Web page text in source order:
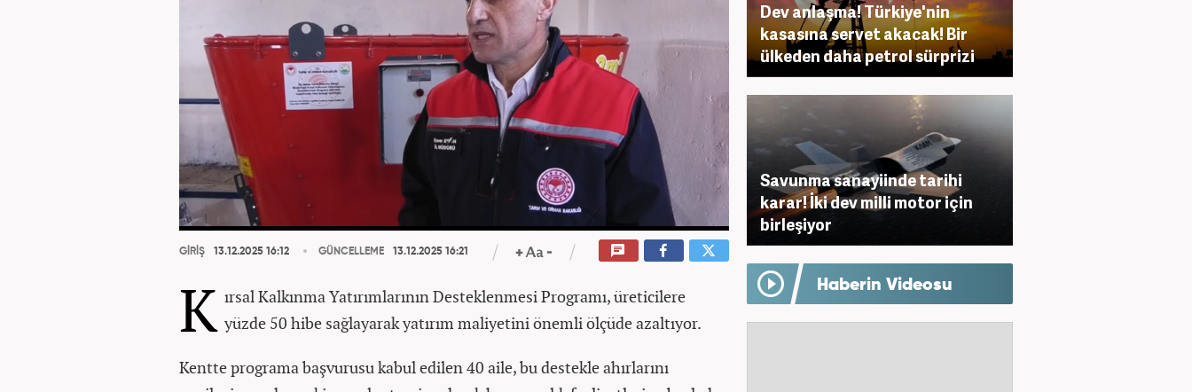
GİRİŞ 13.12.2025 16:12 GÜNCELLEME 13.12.2025 16:21
K ırsal Kalkınma Yatırımlarının Desteklenmesi Programı, üreticilere
yüzde 50 hibe sağlayarak yatırım maliyetini önemli ölçüde azaltıyor.
Kentte programa başvurusu kabul edilen 40 aile, bu destekle ahırlarını
Dev anlaşma! Türkiye'nin
kasasına servet akacak! Bir
ülkeden daha petrol sürprizi
Savunma sanayiinde tarihi
karar! İki dev milli motor için
birleşiyor
Haberin Videosu